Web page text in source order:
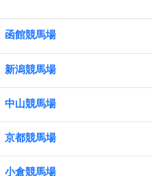
函館競馬場
新潟競馬場
中山競馬場
京都競馬場
小倉競馬場